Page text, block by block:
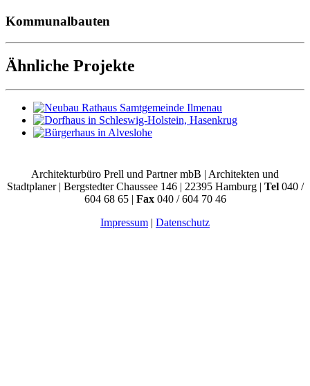
Kommunalbauten
Ähnliche Projekte
Architekturbüro Prell und Partner mbB | Architekten und
Stadtplaner | Bergstedter Chaussee 146 | 22395 Hamburg | Tel040 /
604 68 65 | Fax040 / 604 70 46
Impressum | Datenschutz